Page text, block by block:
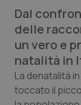
Lettere al
Edizioni
QS Pro
Dal
delle
un vero e
natalità in
La denatalità
toccato il